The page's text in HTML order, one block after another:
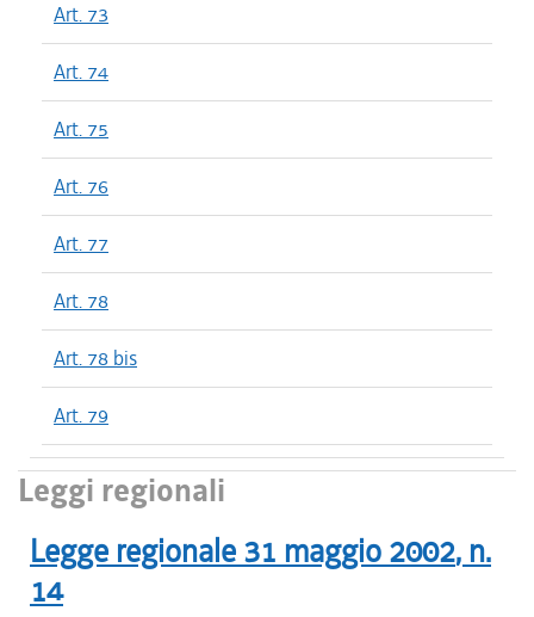
Art. 73
Art. 74
Art. 75
Art. 76
Art. 77
Art. 78
Art. 78 bis
Art. 79
Leggi regionali
Legge regionale 31 maggio 2002, n.
14